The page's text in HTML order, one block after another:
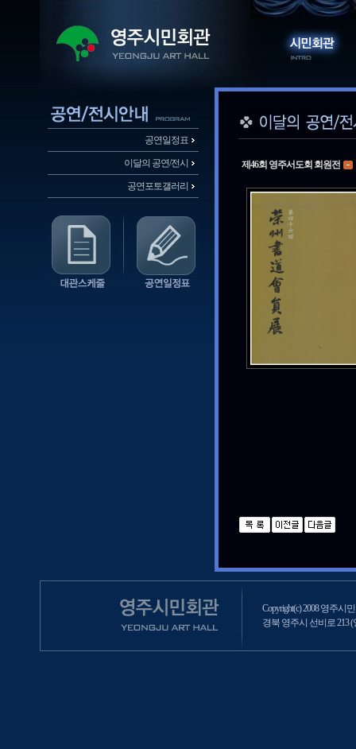
공연일정표
이달의 공연/전시
공연포토갤러리
제46회 영주서도회 회원전
Copyright(c) 2008 영주시
경북 영주시 선비로 213 (